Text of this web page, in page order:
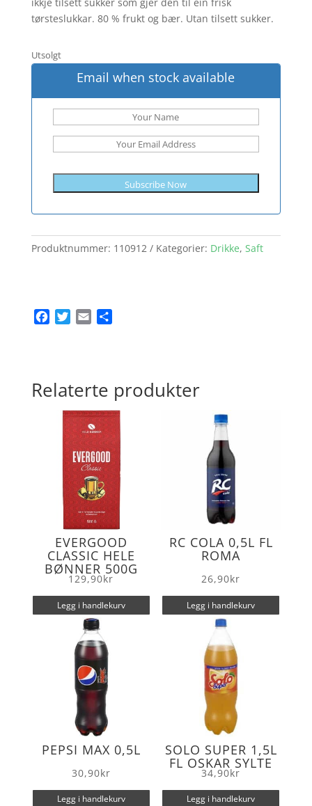
tørsteslukkar. 80 % frukt og bær. Utan tilsett sukker.
Utsolgt
Email when stock available
Subscribe Now
Produktnummer: 110912 Kategorier: Drikke, Saft
o
e
r
Relaterte produkter
EVERGOOD
CLASSIC HELE
BØNNER 500G
129,90kr
Legg i handlekurv
RC COLA 0,5L FL
ROMA
26,90kr
Legg i handlekurv
PEPSI MAX 0,5L
30,90kr
Legg i handlekurv
SOLO SUPER 1,5L
FL OSKAR SYLTE
34,90kr
Legg i handlekurv